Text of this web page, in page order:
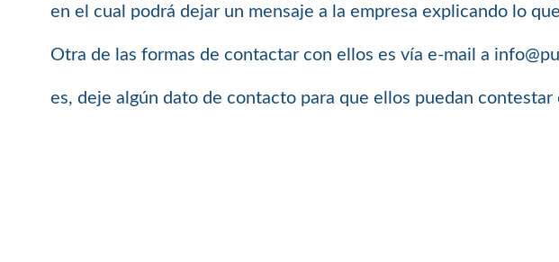
en el cual podrá dejar un mensaje a la empresa explicando lo
Otra de las formas de contactar con ellos es vía e-mail a
es, deje algún dato de contacto para que ellos puedan